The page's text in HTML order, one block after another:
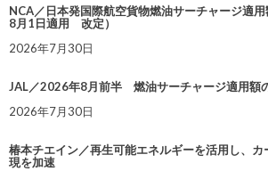
NCA／日本発国際航空貨物燃油サーチャージ適
8月1日適用 改定）
2026年7月30日
JAL／2026年8月前半 燃油サーチャージ適用額
2026年7月30日
椿本チエイン／再生可能エネルギーを活用し、
現を加速